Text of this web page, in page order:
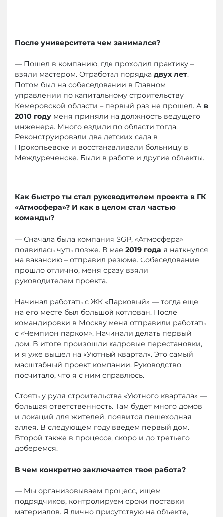
После университета чем занимался?
— Пошел в компанию, где проходил практику –
взяли мастером. Отработал порядка двух лет.
Потом был на собеседовании в Главном
управлении по капитальному строительству
Кемеровской области – первый раз не прошел. А в
2010 году меня приняли на должность ведущего
инженера. Много ездили по области тогда.
Реконструировали два детских сада в
Прокопьевске и восстанавливали больницу в
Междуреченске. Были в работе и другие объекты.
Как быстро ты стал руководителем проекта в ГК
«Атмосфера»? И как в целом стал частью
команды?
— Сначала была компания SGP, «Атмосфера»
появилась чуть позже. В мае 2019 года я наткнулся
на вакансию – отправил резюме. Собеседование
прошло отлично, меня сразу взяли
руководителем проекта.
Начинал работать с ЖК «Парковый» — тогда еще
на его месте был большой котлован. После
командировки в Москву меня отправили работать
с «Чемпион парком». Начинали делать первый
дом. В итоге произошли кадровые перестановки,
и я уже вышел на «Уютный квартал». Это самый
масштабный проект компании. Руководство
посчитало, что я с ним справлюсь.
Стоять у руля строительства «Уютного квартала» —
большая ответственность. Там будет много домов
и локаций для жителей, появится пешеходная
аллея. В следующем году введем первый дом.
Второй также в процессе, скоро и до третьего
доберемся.
В чем конкретно заключается твоя работа?
— Мы организовываем процесс, ищем
подрядчиков, контролируем сроки поставки
материалов. Я лично присутствую на объекте,